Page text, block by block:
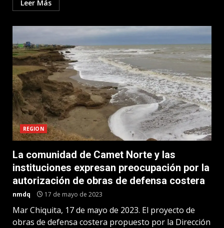
Leer Más
REGION
La comunidad de Camet Norte y las
instituciones expresan preocupación por la
autorización de obras de defensa costera
nmdq 17 de mayo de 2023
Mar Chiquita, 17 de mayo de 2023. El proyecto de
obras de defensa costera propuesto por la Dirección